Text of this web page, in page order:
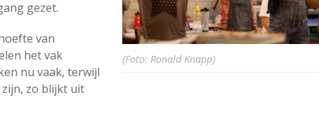
(Foto: Ronald Knapp)
gezet.
van
het vak
nu vaak, terwijl
zo blijkt uit